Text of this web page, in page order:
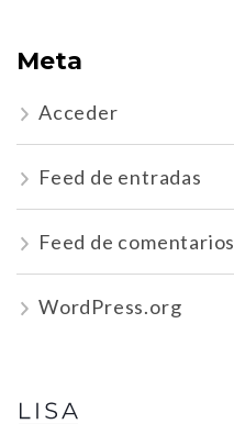
Meta
Acceder
Feed de entradas
Feed de comentarios
WordPress.org